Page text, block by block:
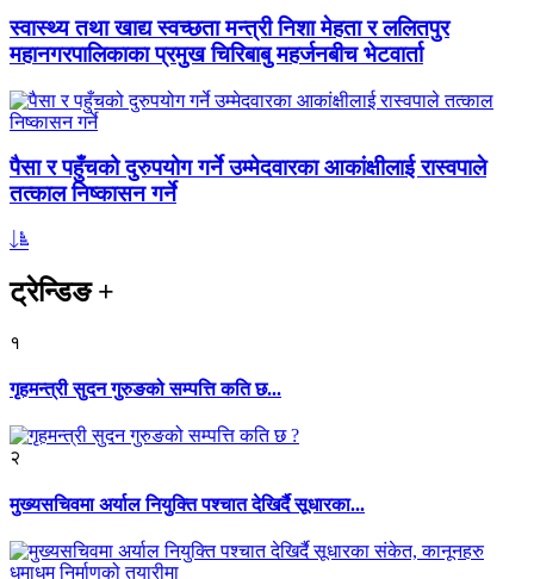
स्वास्थ्य तथा खाद्य स्वच्छता मन्त्री निशा मेहता र ललितपुर
महानगरपालिकाका प्रमुख चिरिबाबु महर्जनबीच भेटवार्ता
पैसा र पहुँचको दुरुपयोग गर्ने उम्मेदवारका आकांक्षीलाई रास्वपाले
तत्काल निष्कासन गर्ने
ट्रेन्डिङ+
१
गृहमन्त्री सुदन गुरुङको सम्पत्ति कति छ...
२
मुख्यसचिवमा अर्याल नियुक्ति पश्चात देखिर्दै सूधारका...